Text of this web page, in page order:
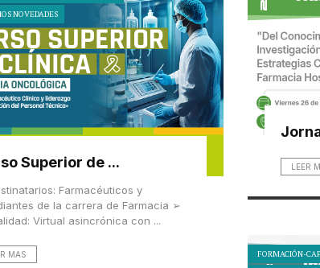
LEER
NOVEDADES
Superior de ...
Farmacéuticos y
de la carrera de Farmacia ➢
Virtual asincrónica con ...
MAS
FORMACIÓN-